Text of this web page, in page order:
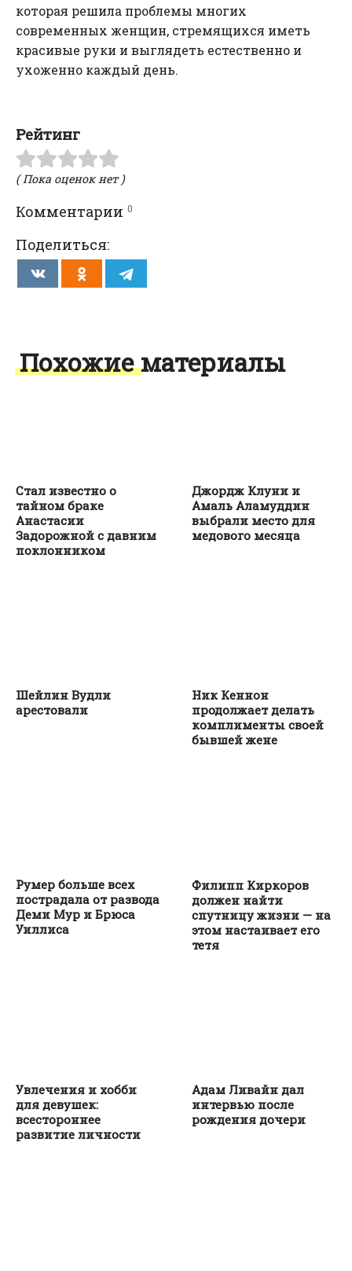
которая решила проблемы многих
современных женщин, стремящихся иметь
красивые руки и выглядеть естественно и
ухоженно каждый день.
Рейтинг
( Пока оценок нет )
Комментарии 0
Поделиться:
Похожие материалы
Стал известно о
тайном браке
Анастасии
Задорожной с давним
поклонником
Джордж Клуни и
Амаль Аламуддин
выбрали место для
медового месяца
Шейлин Вудли
арестовали
Ник Кеннон
продолжает делать
комплименты своей
бывшей жене
Румер больше всех
пострадала от развода
Деми Мур и Брюса
Уиллиса
Филипп Киркоров
должен найти
спутницу жизни — на
этом настаивает его
тетя
Увлечения и хобби
для девушек:
всестороннее
развитие личности
Адам Ливайн дал
интервью после
рождения дочери